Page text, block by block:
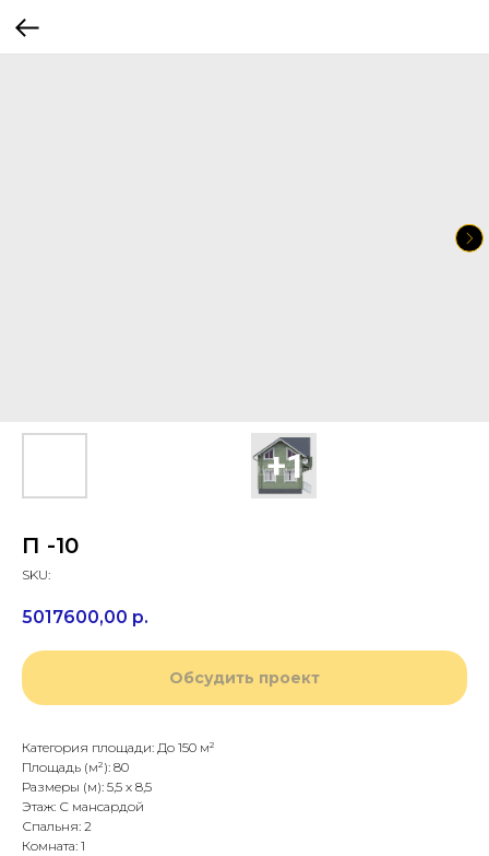
П -10
SKU:
5017600,00 р.
Обсудить проект
Категория площади: До 150 м²
Площадь (м²): 80
Размеры (м): 5,5 х 8,5
Этаж: С мансардой
Спальня: 2
Комната: 1